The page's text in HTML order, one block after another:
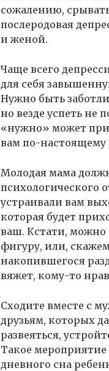
сожалению,
послеродовая
и женой.
Чаще всего
для себя
Нужно быть
но везде успеть не
«нужно» может
вам по-настоящему
Молодая мама
психологического
устраивали вам
которая будет
ваш. Кстати, можно
фигуру, или,
накопившегося
вяжет, кому-то
Сходите вместе с
друзьям, которых
развеяться,
Такое
дневного сна